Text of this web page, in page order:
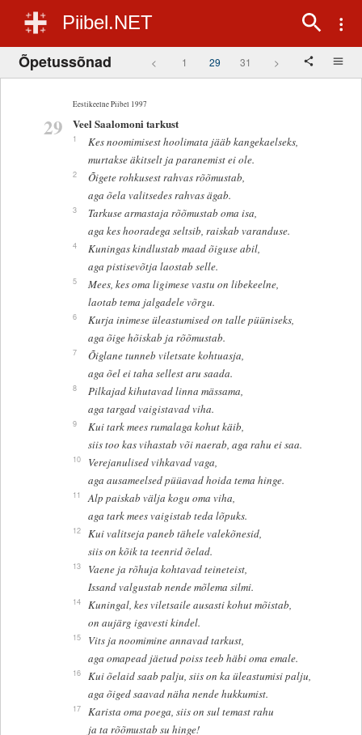
Piibel.NET
Õpetussõnad < 1 29 31 >
Eestikeelne Piibel 1997
29 Veel Saalomoni tarkust
1
Kes noomimisest hoolimata jääb kangekaelseks,
murtakse äkitselt ja paranemist ei ole.
2
Õigete rohkusest rahvas rõõmustab,
aga õela valitsedes rahvas ägab.
3
Tarkuse armastaja rõõmustab oma isa,
aga kes hooradega seltsib, raiskab varanduse.
4
Kuningas kindlustab maad õiguse abil,
aga pistisevõtja laostab selle.
5
Mees, kes oma ligimese vastu on libekeelne,
laotab tema jalgadele võrgu.
6
Kurja inimese üleastumised on talle püüniseks,
aga õige hõiskab ja rõõmustab.
7
Õiglane tunneb viletsate kohtuasja,
aga õel ei taha sellest aru saada.
8
Pilkajad kihutavad linna mässama,
aga targad vaigistavad viha.
9
Kui tark mees rumalaga kohut käib,
siis too kas vihastab või naerab, aga rahu ei saa.
10
Verejanulised vihkavad vaga,
aga ausameelsed püüavad hoida tema hinge.
11
Alp paiskab välja kogu oma viha,
aga tark mees vaigistab teda lõpuks.
12
Kui valitseja paneb tähele valekõnesid,
siis on kõik ta teenrid õelad.
13
Vaene ja rõhuja kohtavad teineteist,
Issand valgustab nende mõlema silmi.
14
Kuningal, kes viletsaile ausasti kohut mõistab,
on aujärg igavesti kindel.
15
Vits ja noomimine annavad tarkust,
aga omapead jäetud poiss teeb häbi oma emale.
16
Kui õelaid saab palju, siis on ka üleastumisi palju,
aga õiged saavad näha nende hukkumist.
17
Karista oma poega, siis on sul temast rahu
ja ta rõõmustab su hinge!